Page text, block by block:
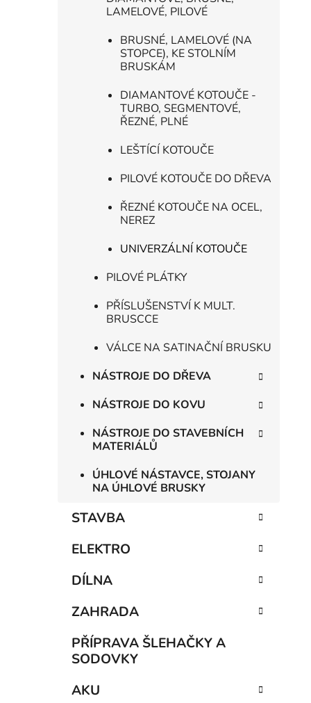
LAMELOVÉ, PILOVÉ
BRUSNÉ, LAMELOVÉ (NA
STOPCE), KE STOLNÍM
BRUSKÁM
DIAMANTOVÉ KOTOUČE -
TURBO, SEGMENTOVÉ,
ŘEZNÉ, PLNÉ
LEŠTÍCÍ KOTOUČE
PILOVÉ KOTOUČE DO DŘEVA
ŘEZNÉ KOTOUČE NA OCEL,
NEREZ
UNIVERZÁLNÍ KOTOUČE
PILOVÉ PLÁTKY
PŘÍSLUŠENSTVÍ K MULT.
BRUSCCE
VÁLCE NA SATINAČNÍ BRUSKU
NÁSTROJE DO DŘEVA
NÁSTROJE DO KOVU
NÁSTROJE DO STAVEBNÍCH
MATERIÁLŮ
ÚHLOVÉ NÁSTAVCE, STOJANY
NA ÚHLOVÉ BRUSKY
STAVBA
ELEKTRO
DÍLNA
ZAHRADA
PŘÍPRAVA ŠLEHAČKY A
SODOVKY
AKU